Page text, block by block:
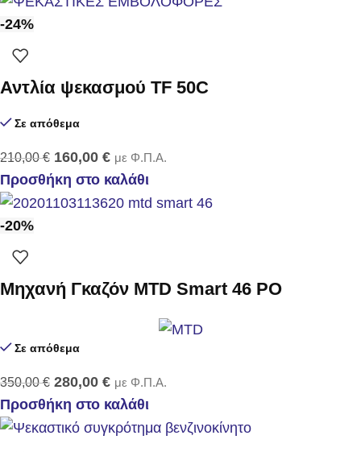
-24%
Αντλία ψεκασμού TF 50C
Σε απόθεμα
210,00€ 160,00 € με Φ.Π.Α.
Προσθήκη στο καλάθι
-20%
Μηχανή Γκαζόν MTD Smart 46 PO
Σε απόθεμα
350,00€ 280,00 € με Φ.Π.Α.
Προσθήκη στο καλάθι